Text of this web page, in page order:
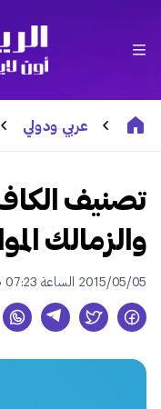
عربي ودولي
تصنيف
والزمالك
2015/05/05 الساعة 07:23 ص